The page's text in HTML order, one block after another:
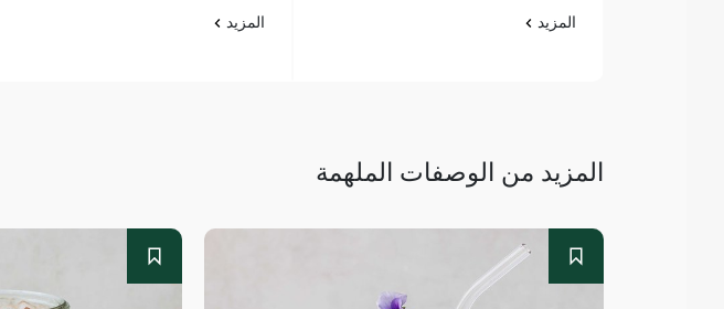
المزيد المزيد
المزيد من الوصفات الملهمة